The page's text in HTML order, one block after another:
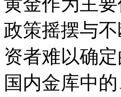
政策摇摆与
资者难以确
国内金库中